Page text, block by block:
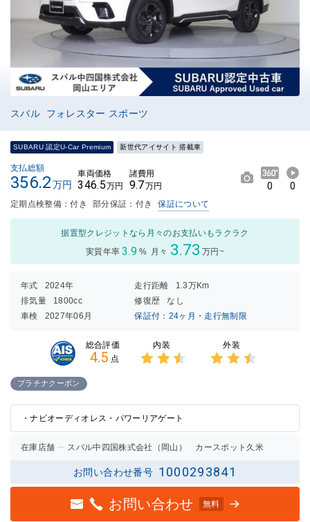
スバル フォレスター スポーツ
SUBARU 認定U-Car Premium 新世代アイサイト 搭載車
支払総額
356.2万円
車両価格
346.5万円
諸費用
9.7万円 0 0
定期点検整備：付き 部分保証：付き 保証について
据置型クレジットなら月々のお支払いもラクラク
実質年率 3.9 % 月々 3.73 万円~
年式 2024年 走行距離
1.3万Km
排気量
1800cc 修復歴
なし
車検
2027年06月 保証付：24ヶ月・走行無制限
総合評価
4.5 点
内装 外装
プラチナクーポン
・ナビオーディオレス・パワーリアゲート
在庫店舗 スバル中四国株式会社（岡山） カースポット久米
お問い合わせ番号 1000293841
お問い合わせ 無料